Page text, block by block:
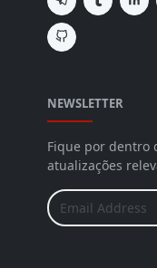
NEWSLETTER
Fique por dentro
atualizações